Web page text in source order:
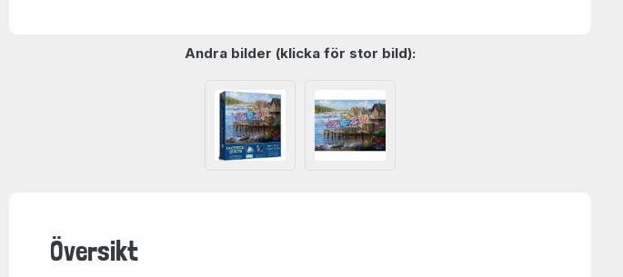
Andra bilder (klicka för stor bild):
Översikt